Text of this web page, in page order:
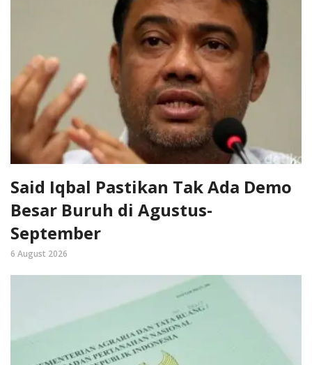
Said Iqbal Pastikan Tak Ada Demo
Besar Buruh di Agustus-
September
6 August 2026